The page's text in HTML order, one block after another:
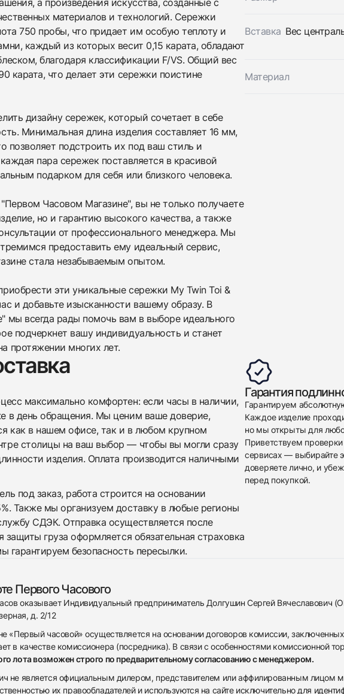
а произведения искусства, созданные с
материалов и технологий. Сережки
750 пробы, что придает им особую теплоту и
каждый из которых весит 0,15 карата, обладают
благодаря классификации F/VS. Общий вес
карата, что делает эти сережки поистине
дизайну сережек, который сочетает в себе
Минимальная длина изделия составляет 16 мм,
позволяет подстроить их под ваш стиль и
пара сережек поставляется в красивой
подарком для себя или близкого человека.
Часовом Магазине", вы не только получаете
но и гарантию высокого качества, а также
от профессионального менеджера. Мы
предоставить ему идеальный сервис,
стала незабываемым опытом.
эти уникальные сережки My Twin Toi &
и добавьте изысканности вашему образу. В
мы всегда рады помочь вам в выборе идеального
подчеркнет вашу индивидуальность и станет
протяжении многих лет.
Вставка Вес
Материал
максимально комфортен: если часы в наличии,
в день обращения. Мы ценим ваше доверие,
как в нашем офисе, так и в любом крупном
столицы на ваш выбор — чтобы вы могли сразу
изделия. Оплата производится наличными
под заказ, работа строится на основании
Также мы организуем доставку в любые регионы
СДЭК. Отправка осуществляется после
защиты груза оформляется обязательная страховка
гарантируем безопасность пересылки.
Гарантия
Гарантируем
Каждое изделие
но мы открыты для
Приветствуем
сервисах — выбирайте
доверяете лично, и
перед покупкой.
Первого Часового
оказывает Индивидуальный предприниматель Долгушин Сергей
д. 2/12
«Первый часовой» осуществляется на основании договоров комиссии,
в качестве комиссионера (посредника). В связи с особенностями комиссионной
лота возможен строго по предварительному согласованию с менеджером.
не является официальным дилером, представителем или аффилированным лицом
их правообладателей и используются на сайте исключительно для
Заказать эти часы
Оставьте ваши контактные данные и мы свяжемся с
вами
Messika
Серьги My Twin Toi & Moi 0,15ct x2
НовыеКоробка + Документы
Отправить заявку
Оставьте ваши контактные данные и мы свяжемся с
вами
Messika
Серьги My Twin Toi & Moi 0,15ct x2
НовыеКоробка + Документы
$6,950
Приложите фото ваших часов…